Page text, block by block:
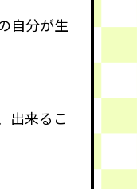
自分が生
出来るこ